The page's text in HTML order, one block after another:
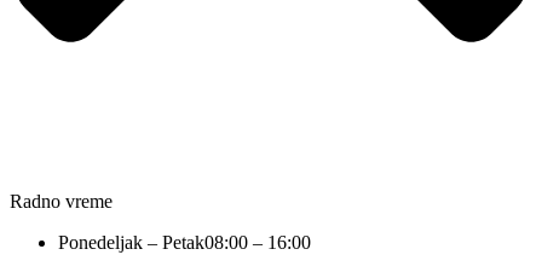
Radno vreme
Ponedeljak – Petak08:00 – 16:00